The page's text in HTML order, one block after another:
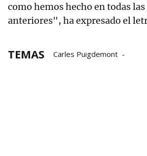
como hemos hecho en todas
anteriores", ha expresado el
TEMAS
Carles Puigdemont